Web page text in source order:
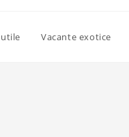
Vacante exotice